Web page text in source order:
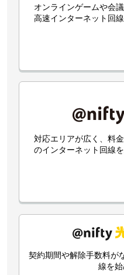
オンラインゲームや会
高速インターネット回
対応エリアが広く、料
のインターネット回線
契約期間や解除手数料が
線を